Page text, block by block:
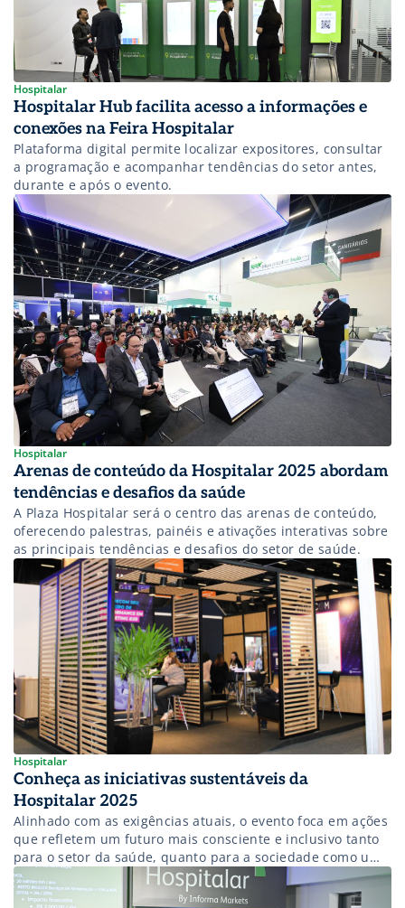
Hospitalar
Hospitalar Hub facilita acesso a informações e
conexões na Feira Hospitalar
Plataforma digital permite localizar expositores, consultar
a programação e acompanhar tendências do setor antes,
durante e após o evento.
Hospitalar
Arenas de conteúdo da Hospitalar 2025 abordam
tendências e desafios da saúde
A Plaza Hospitalar será o centro das arenas de conteúdo,
oferecendo palestras, painéis e ativações interativas sobre
as principais tendências e desafios do setor de saúde.
Hospitalar
Conheça as iniciativas sustentáveis da
Hospitalar 2025
Alinhado com as exigências atuais, o evento foca em ações
que refletem um futuro mais consciente e inclusivo tanto
para o setor da saúde, quanto para a sociedade como um
todo.